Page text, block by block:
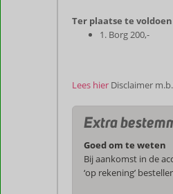
Ter plaatse te voldoen
1. Borg 200,-
Lees hier Disclaimer
Extra
Goed om te weten
Bij aankomst in de
‘op rekening’